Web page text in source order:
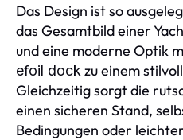
Das Design ist so
das Gesamtbild einer
und eine moderne Optik
efoil dock zu einem
Gleichzeitig sorgt die
einen sicheren Stand,
Bedingungen oder